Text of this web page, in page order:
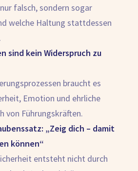
falsch, sondern sogar
welche Haltung stattdessen
sind kein Widerspruch zu
braucht es
Emotion und ehrliche
von Führungskräften.
„Zeig dich – damit
können“
entsteht nicht durch